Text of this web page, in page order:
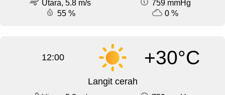
Utara, 5.8 m/s
759 mmHg
55 %
0 %
12:00 +30°C
Langit cerah